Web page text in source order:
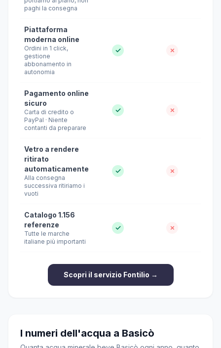
paghi la consegna
Piattaforma
moderna online
Ordini in 1 click,
gestione
abbonamento in
autonomia
✓ ✗
Pagamento online
sicuro
Carta di credito o
PayPal · Niente
contanti da preparare
✓ ✗
Vetro a rendere
ritirato
automaticamente
Alla consegna
successiva ritiriamo i
vuoti
✓ ✗
Catalogo 1.156
referenze
Tutte le marche
italiane più importanti
✓ ✗
Scopri il servizio Fontilio →
I numeri dell'acqua a Basicò